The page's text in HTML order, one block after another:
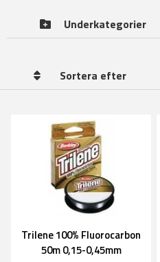
Underkategorier
Sortera efter
Trilene 100% Fluorocarbon
50m 0,15-0,45mm